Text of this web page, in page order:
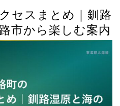
セスまとめ｜釧路
市から楽しむ案内